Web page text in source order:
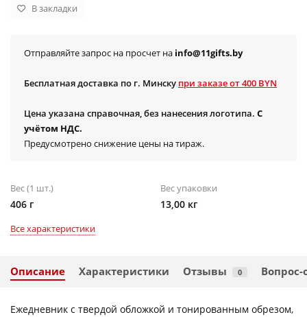
В закладки
Отправляйте запрос на просчет на info@11gifts.by
Бесплатная доставка по г. Минску при заказе от 400 BYN
Цена указана справочная, без нанесения логотипа. С
учётом НДС.
Предусмотрено снижение цены на тираж.
Вес (1 шт.)
406 г
Вес упаковки
13,00 кг
Все характеристики
Описание Характеристики Отзывы 0 Вопрос-
Ежедневник с твердой обложкой и тонированным обрезом,